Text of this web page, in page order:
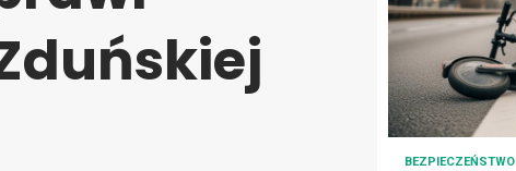
BEZPIECZEŃSTWO